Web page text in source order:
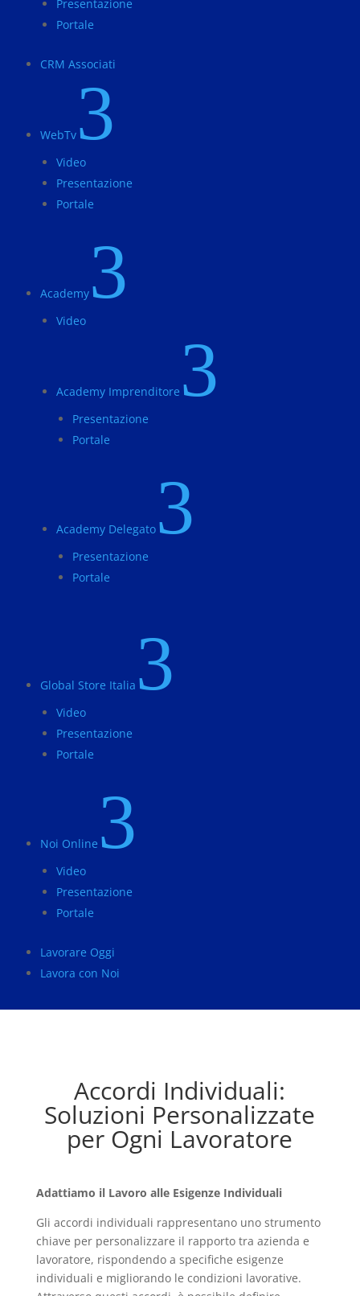
Presentazione
Portale
CRM Associati
WebTv 3
Video
Presentazione
Portale
Academy 3
Video
Academy Imprenditore 3
Presentazione
Portale
Academy Delegato 3
Presentazione
Portale
Global Store Italia 3
Video
Presentazione
Portale
Noi Online 3
Video
Presentazione
Portale
Lavorare Oggi
Lavora con Noi
Accordi Individuali:
Soluzioni Personalizzate
per Ogni Lavoratore
Adattiamo il Lavoro alle Esigenze Individuali
Gli accordi individuali rappresentano uno strumento
chiave per personalizzare il rapporto tra azienda e
lavoratore, rispondendo a specifiche esigenze
individuali e migliorando le condizioni lavorative.